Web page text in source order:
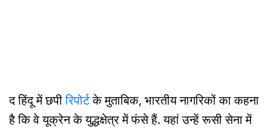
द हिंदू में छपीरिपोर्टके मुताबिक, भारतीय नागरिकों का कहना
है कि वे यूक्रेन के युद्धक्षेत्र में फंसे हैं. यहां उन्हें रूसी सेना में